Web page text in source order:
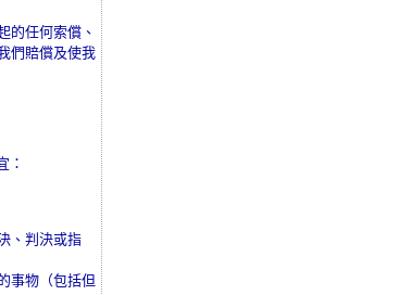
的任何索償、
們賠償及使我
：
、判決或指
事物（包括但